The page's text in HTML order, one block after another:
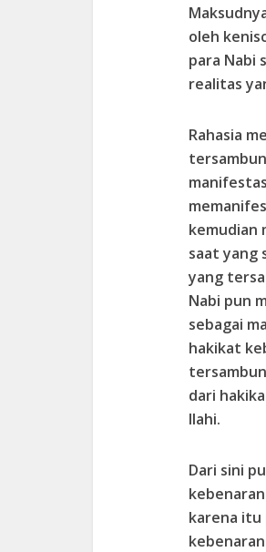
oleh
para Nabi
realitas
Rahasia
kemudian
saat yang
yang
Nabi pun
sebagai
hakikat
dari
Ilahi.
Dari sini
karena itu